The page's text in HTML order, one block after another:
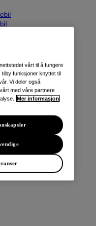
vårt til å fungere
tilby funksjoner knyttet til
Vi deler også
med våre partnere
Mer informasjon